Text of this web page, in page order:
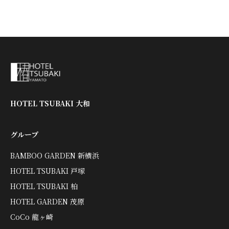
HOTEL TSUBAKI 大和
グループ
BAMBOO GARDEN 新横浜
HOTEL TSUBAKI 戸塚
HOTEL TSUBAKI 柏
HOTEL GARDEN 茂原
CoCo 龍ヶ崎